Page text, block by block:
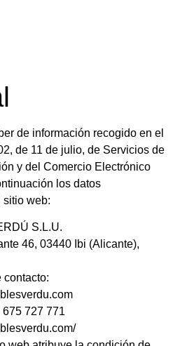
de información recogido en el
de 11 de julio, de Servicios de
y del Comercio Electrónico
los datos
sitio web:
S.L.U.
46, 03440 Ibi (Alicante),
contacto:
727 771